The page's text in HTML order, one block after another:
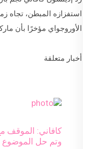
استفزازه المبطن، تجاه
الأوروجواي مؤخرًا بأن
أخبار متعلقة
كافاني: الموقف
وتم حل الموضوع